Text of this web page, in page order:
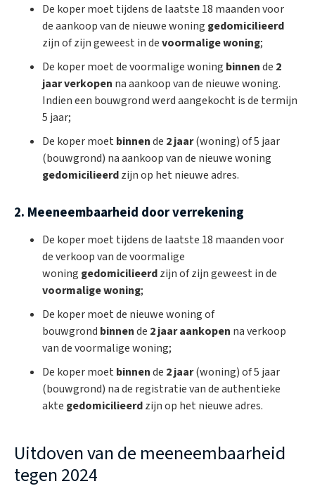
De koper moet tijdens de laatste 18 maanden voor
de aankoop van de nieuwe woning gedomicilieerd
zijn of zijn geweest in devoormalige woning;
De koper moet de voormalige woning binnende 2
jaar verkopen na aankoop van de nieuwe woning.
Indien een bouwgrond werd aangekocht is de termijn
5 jaar;
De koper moet binnende 2 jaar(woning) of 5 jaar
(bouwgrond) na aankoop van de nieuwe woning
gedomicilieerdzijn op het nieuwe adres.
2. Meeneembaarheid door verrekening
De koper moet tijdens de laatste 18 maanden voor
de verkoop van de voormalige
woning gedomicilieerdzijn of zijn geweest in de
voormalige woning;
De koper moet de nieuwe woning of
bouwgrond binnende 2 jaar aankopen na verkoop
van de voormalige woning;
De koper moet binnende 2 jaar(woning) of 5 jaar
(bouwgrond) na de registratie van de authentieke
akte gedomicilieerdzijn op het nieuwe adres.
Uitdoven van de meeneembaarheid
tegen 2024